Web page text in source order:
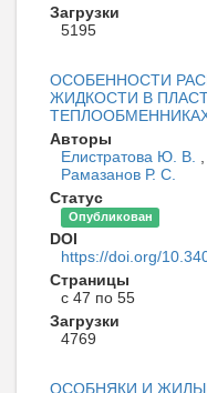
Загрузки
5195
ОСОБЕННОСТИ
ЖИДКОСТИ В
Авторы
Елистратова Ю. В. ,
Рамазанов Р. С.
Статус
Опубликован
DOI
https://doi.org/
Страницы
с 47 по 55
Загрузки
4769
ОСОБНЯКИ И